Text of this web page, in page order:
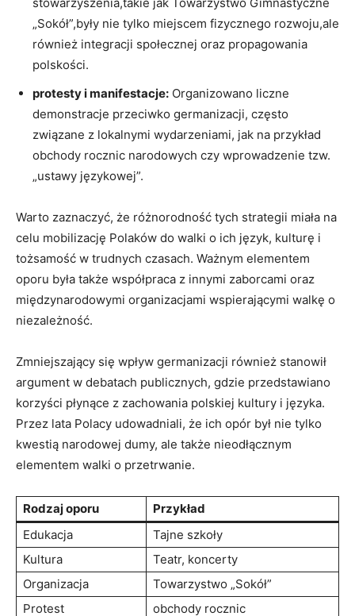
„Sokół”,były nie tylko miejscem fizycznego rozwoju,ale
również integracji społecznej oraz propagowania
polskości.
protesty i manifestacje: Organizowano liczne
demonstracje przeciwko germanizacji, często
związane z lokalnymi wydarzeniami, jak na przykład
obchody rocznic narodowych czy wprowadzenie tzw.
„ustawy językowej”.
Warto zaznaczyć, że różnorodność tych strategii miała na
celu mobilizację Polaków do walki o ich język, kulturę i
⁤tożsamość w trudnych czasach. Ważnym‍ elementem
oporu była⁤ także współpraca z innymi zaborcami oraz
międzynarodowymi organizacjami wspierającymi walkę o
niezależność.
Zmniejszający się wpływ germanizacji również ⁢stanowił
argument w debatach publicznych, gdzie przedstawiano
korzyści płynące z zachowania polskiej kultury i języka.
Przez lata Polacy udowadniali, że ich opór był nie tylko
kwestią narodowej dumy, ​ale także nieodłącznym
elementem walki ⁢o ⁢przetrwanie.
Rodzaj oporu
Przykład
Edukacja
Tajne szkoły
Kultura
Teatr, koncerty
Organizacja
Towarzystwo „Sokół”
Protest
obchody​ rocznic